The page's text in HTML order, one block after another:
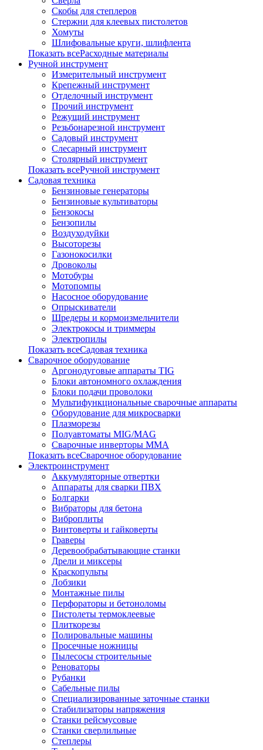
Скобы для степлеров
Стержни для клеевых пистолетов
Хомуты
Шлифовальные круги, шлифлента
Показать всеРасходные материалы
Ручной инструмент
Измерительный инструмент
Крепежный инструмент
Отделочный инструмент
Прочий инструмент
Режущий инструмент
Резьбонарезной инструмент
Садовый инструмент
Слесарный инструмент
Столярный инструмент
Показать всеРучной инструмент
Садовая техника
Бензиновые генераторы
Бензиновые культиваторы
Бензокосы
Бензопилы
Воздуходуйки
Высоторезы
Газонокосилки
Дровоколы
Мотобуры
Мотопомпы
Насосное оборудование
Опрыскиватели
Шредеры и кормоизмельчители
Электрокосы и триммеры
Электропилы
Показать всеСадовая техника
Сварочное оборудование
Аргонодуговые аппараты TIG
Блоки автономного охлаждения
Блоки подачи проволоки
Мультифункциональные сварочные аппараты
Оборудование для микросварки
Плазморезы
Полуавтоматы MIG/MAG
Сварочные инверторы ММА
Показать всеСварочное оборудование
Электроинструмент
Аккумуляторные отвертки
Аппараты для сварки ПВХ
Болгарки
Вибраторы для бетона
Виброплиты
Винтоверты и гайковерты
Граверы
Деревообрабатывающие станки
Дрели и миксеры
Краскопульты
Лобзики
Монтажные пилы
Перфораторы и бетоноломы
Пистолеты термоклеевые
Плиткорезы
Полировальные машины
Просечные ножницы
Пылесосы строительные
Реноваторы
Рубанки
Сабельные пилы
Специализированные заточные станки
Стабилизаторы напряжения
Станки рейсмусовые
Станки сверлильные
Степлеры